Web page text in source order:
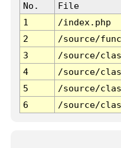
No. File
1
/index.php
2
/source/
3
/source/
4
/source/
5
/source/
6
/source/